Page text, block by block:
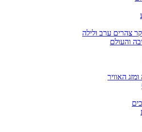
צהרים ערב ולילה
והעולם
האוויר